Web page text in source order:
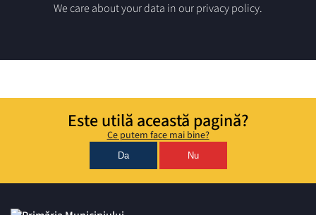
We care about your data in our privacy policy.
Este utilă această pagină?
Ce putem face mai bine?
Da Nu